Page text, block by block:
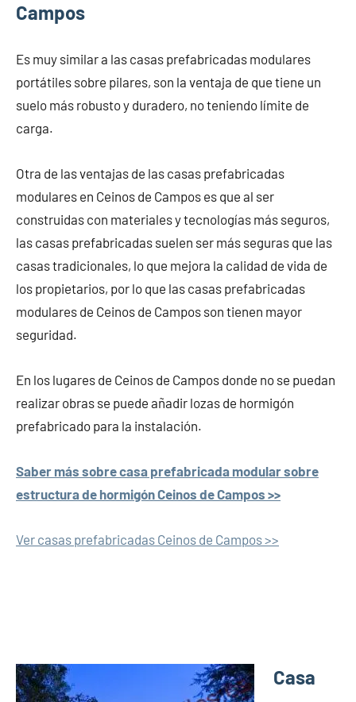
Campos
Es muy similar a las casas prefabricadas modulares
portátiles sobre pilares, son la ventaja de que tiene un
suelo más robusto y duradero, no teniendo límite de
carga.
Otra de las ventajas de las casas prefabricadas
modulares en Ceinos de Campos es que al ser
construidas con materiales y tecnologías más seguros,
las casas prefabricadas suelen ser más seguras que las
casas tradicionales, lo que mejora la calidad de vida de
los propietarios, por lo que las casas prefabricadas
modulares de Ceinos de Campos son tienen mayor
seguridad.
En los lugares de Ceinos de Campos donde no se puedan
realizar obras se puede añadir lozas de hormigón
prefabricado para la instalación.
Saber más sobre casa prefabricada modular sobre
estructura de hormigón Ceinos de Campos >>
Ver casas prefabricadas Ceinos de Campos >>
Casa